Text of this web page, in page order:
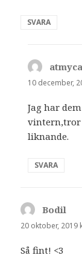
SVARA
10 december,
Jag har
vintern,tror
liknande.
SVARA
Bodil
20 oktober, 2019
Så fint! <3